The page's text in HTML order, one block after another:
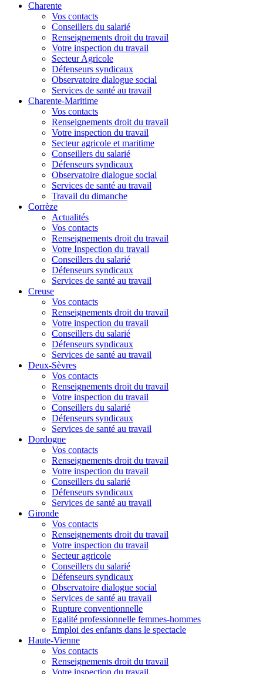
Charente
Vos contacts
Conseillers du salarié
Renseignements droit du travail
Votre inspection du travail
Secteur Agricole
Défenseurs syndicaux
Observatoire dialogue social
Services de santé au travail
Charente-Maritime
Vos contacts
Renseignements droit du travail
Votre inspection du travail
Secteur agricole et maritime
Conseillers du salarié
Défenseurs syndicaux
Observatoire dialogue social
Services de santé au travail
Travail du dimanche
Corrèze
Actualités
Vos contacts
Renseignements droit du travail
Votre Inspection du travail
Conseillers du salarié
Défenseurs syndicaux
Services de santé au travail
Creuse
Vos contacts
Renseignements droit du travail
Votre inspection du travail
Conseillers du salarié
Défenseurs syndicaux
Services de santé au travail
Deux-Sèvres
Vos contacts
Renseignements droit du travail
Votre inspection du travail
Conseillers du salarié
Défenseurs syndicaux
Services de santé au travail
Dordogne
Vos contacts
Renseignements droit du travail
Votre inspection du travail
Conseillers du salarié
Défenseurs syndicaux
Services de santé au travail
Gironde
Vos contacts
Renseignements droit du travail
Votre inspection du travail
Secteur agricole
Conseillers du salarié
Défenseurs syndicaux
Observatoire dialogue social
Services de santé au travail
Rupture conventionnelle
Egalité professionnelle femmes-hommes
Emploi des enfants dans le spectacle
Haute-Vienne
Vos contacts
Renseignements droit du travail